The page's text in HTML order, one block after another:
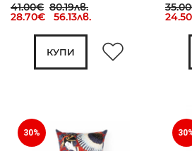
41.00€ 80.19лв.
28.70€ 56.13лв.
КУПИ
30%